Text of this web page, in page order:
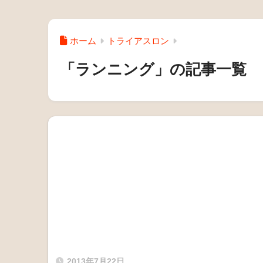
ホーム トライアスロン
「ランニング」の記事一覧